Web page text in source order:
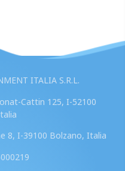
ITALIA S.R.L.
Cattin 125, I-52100
8, I-39100 Bolzano, Italia